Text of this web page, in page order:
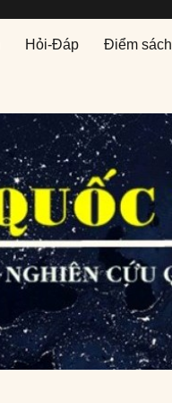
Hỏi-Đáp Điểm sách